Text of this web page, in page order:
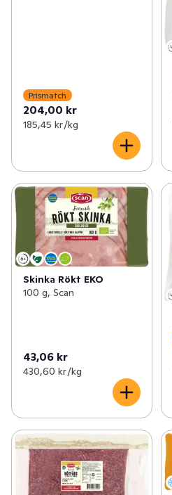
Prismatch
204,00 kr
185,45 kr /kg
Skinka Rökt EKO
100 g, Scan
43,06 kr
430,60 kr /kg